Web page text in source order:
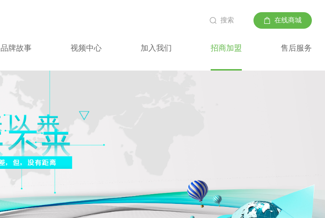
在线商城
搜索
品牌故事 视频中心 加入我们 招商加盟 售后服务